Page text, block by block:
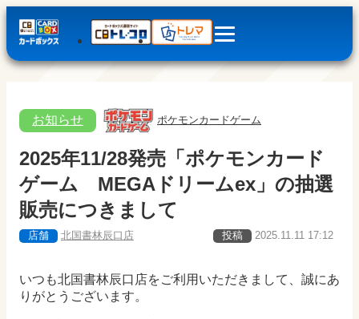
お知らせ ポケモンカードゲーム
2025年11/28発売「ポケモンカード
ゲーム MEGAドリームex」の抽選
販売につきまして
店舗 北国書林辰口店 投稿 2025.11.11 17:12
いつも北国書林辰口店をご利用いただきまして、誠にあ
りがとうございます。